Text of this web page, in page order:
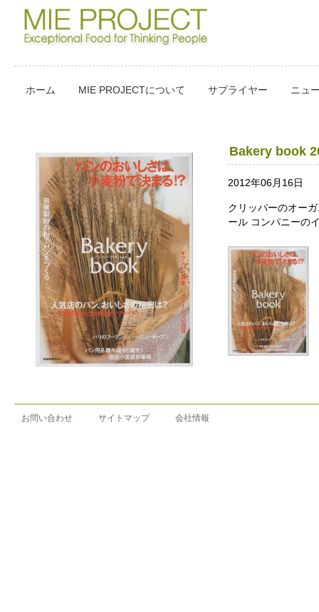
ホーム MIE PROJECTについて サプライヤー ニュ
Bakery book
2012年06月16日
クリッパーのオー
ール コンパニーの
お問い合わせ サイトマップ 会社情報